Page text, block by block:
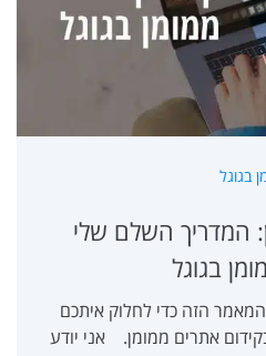
בגוגל
המדריך השלם שלי
בגוגל
הזה כדי לחלוק איתכם
אתרים ממומן. אני יודע